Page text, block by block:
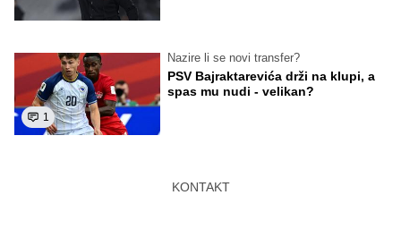
1
Nazire li se novi transfer?
PSV Bajraktarevića drži na klupi, a
spas mu nudi - velikan?
KONTAKT